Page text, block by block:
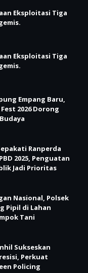
Eksploitasi Tiga
Eksploitasi Tiga
Empang Baru,
2026 Dorong
Ranperda
2025, Penguatan
Jadi Prioritas
Nasional, Polsek
Pipil di Lahan
Tani
Sukseskan
Perkuat
Policing